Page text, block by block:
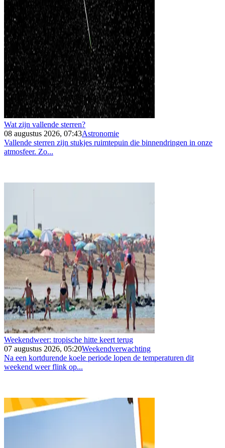
Wat zijn vallende sterren?
08 augustus 2026, 07:43Astronomie
Vallende sterren zijn stukjes ruimtepuin die binnendringen in onze
atmosfeer. Zo...
Weekendweer: tropische hitte keert terug
07 augustus 2026, 05:20Weekendverwachting
Na een kortdurende koele periode lopen de temperaturen dit
weekend weer flink op...